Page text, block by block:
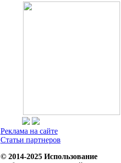
Реклама на сайте
Статьи партнеров
© 2014-2025 Использование